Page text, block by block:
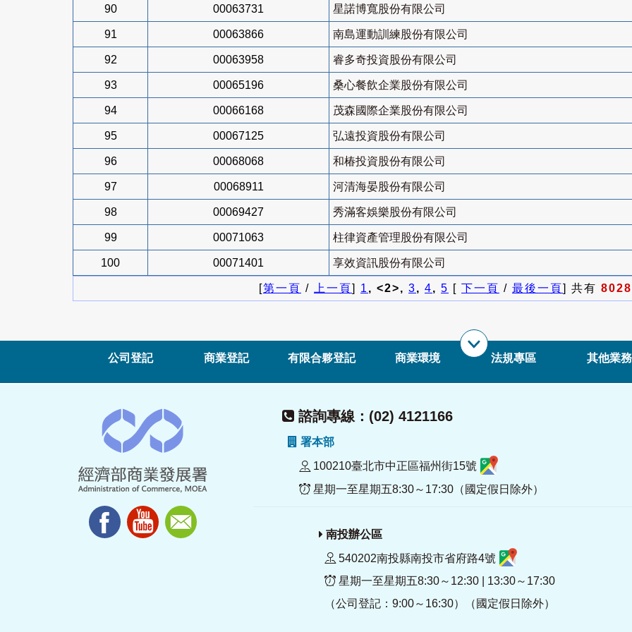
90 00063731 星諾博寬股份有限公司
91 00063866 南島運動訓練股份有限公司
92 00063958 睿多奇投資股份有限公司
93 00065196 桑心餐飲企業股份有限公司
94 00066168 茂森國際企業股份有限公司
95 00067125 弘遠投資股份有限公司
96 00068068 和椿投資股份有限公司
97 00068911 河清海晏股份有限公司
98 00069427 秀滿客娛樂股份有限公司
99 00071063 柱律資產管理股份有限公司
100 00071401 享效資訊股份有限公司
[第一頁 / 上一頁] 1, <2>, 3, 4, 5 [ 下一頁 / 最後一頁] 共有 8028
公司登記 商業登記 有限合夥登記 商業環境 法規專區 其他業務
諮詢專線：(02) 4121166
署本部
100210臺北市中正區福州街15號
星期一至星期五8:30～17:30（國定假日除外）
南投辦公區
540202南投縣南投市省府路4號
星期一至星期五8:30～12:30 | 13:30～17:30
（公司登記：9:00～16:30）（國定假日除外）